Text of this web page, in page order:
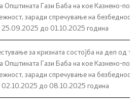
Општината Гази Баба на кое Казнено-
заради спречување на
25.09.2025 до 01.10.2025 година
за кризната состојба на дел од
Општината Гази Баба на кое Казнено-
заради спречување на
02.10.2025 до 08.10.2025 година